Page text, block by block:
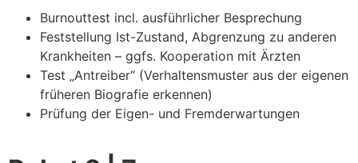
Burnouttest incl. ausführlicher Besprechung
Feststellung Ist-Zustand, Abgrenzung zu anderen
Krankheiten – ggfs. Kooperation mit Ärzten
Test „Antreiber“ (Verhaltensmuster aus der eigenen
früheren Biografie erkennen)
Prüfung der Eigen- und Fremderwartungen